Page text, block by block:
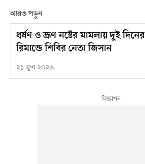
আরও পড়ুন
ধর্ষণ ও ভ্রূণ নষ্টের মামলায় দুই দিনের
রিমান্ডে শিবির নেতা জিসান
২১ জুন ২০২৬